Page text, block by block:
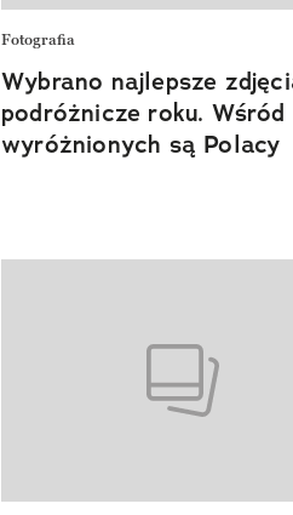
Fotografia
Wybrano najlepsze
podróżnicze roku. Wśród
wyróżnionych są Polacy